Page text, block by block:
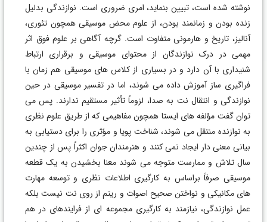
نوشته شده است، تبیین بنماید، امری ضروری است. نوازندگی بدلیل
زنده بودن و زمانمند بودن، از علوم محض موسیقی همچون تئوری،
آنالیز، تاریخ و هارمونی متفاوت است. گرچه آگاهی بر علوم فوق اثر
مهمی در درک نوازندگان از محتوای موسیقی و برقراری ارتباط
شنیداری با آن دارد و در بسیاری از کلاس های موسیقی هم زمان با
فراگیری ساز آموزش داده می شوند، اما در تفسیر موسیقی در حین
نوازندگی و انتقال نت به صدا، لزوماً تأثیر مستقیم ندارند. پس می
توان گفت مؤلفه های ایستا همچون مفاهیمی که از طریق علوم نظری
به نوازنده منتقل می شوند، شناخت پویا و مؤثری را برای دستیابی به
بیانی معنی دار ایجاد نمی کنند و هنرمندان جوان اکثراً پس از چندین
سال تلاش و ممارست متوجه می شوند معنا بخشیدن به یک قطعه
موسیقی صرفاً براساس به کارگیری اطلاعات نظری و توسعه مهارت
های مکانیکی و نواختن صحیح اصوات و ریتم از روی نت نیست بلکه
عمل نوازندگی، نیازمند به کارگیری مجموعه ای از فرایندهای در هم